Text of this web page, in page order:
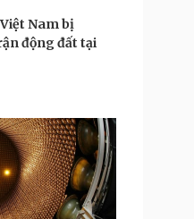
Nam bị
động đất tại